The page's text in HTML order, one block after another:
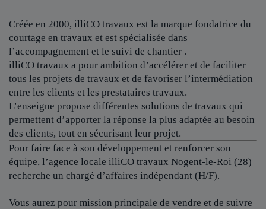
Créée en 2000, illiCO travaux est la marque fondatrice du
courtage en travaux et est spécialisée dans
l’accompagnement et le suivi de chantier .
illiCO travaux a pour ambition d’accélérer et de faciliter
tous les projets de travaux et de favoriser l’intermédiation
entre les clients et les prestataires travaux.
L’enseigne propose différentes solutions de travaux qui
permettent d’apporter la réponse la plus adaptée au besoin
des clients, tout en sécurisant leur projet.
Pour faire face à son développement et renforcer son
équipe, l’agence locale illiCO travaux Nogent-le-Roi (28)
recherche un chargé d’affaires indépendant (H/F).
Vous aurez pour mission principale de vendre et de suivre